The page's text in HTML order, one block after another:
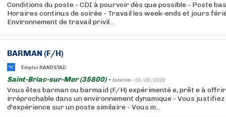
Conditions du poste - CDI à pourvoir dès que possible - Poste
Horaires continus de soirée - Travail les week-ends et jours
Environnement de travail privil...
BARMAN (F/H)
Emploi RANDSTAD
Saint-Briac-sur-Mer (35800) -Intérim - 08/08/2026
Vous êtes barman ou barmaid (F/H) expérimenté e, prêt e à
irréprochable dans un environnement dynamique - Vous justifiez
d'expérience sur un poste similaire - Vous m...